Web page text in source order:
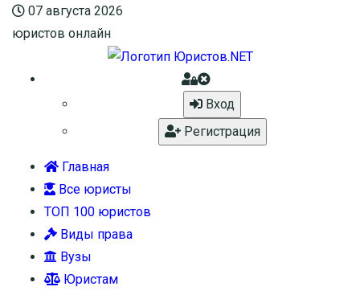
07 августа 2026
юристов онлайн
Вход
Регистрация
Главная
Все юристы
ТОП 100 юристов
Виды права
Вузы
Юристам